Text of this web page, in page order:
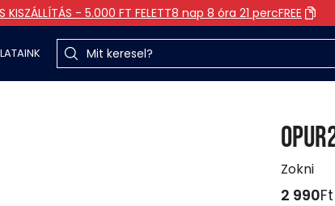
KISZÁLLÍTÁS - 5.000 FT FELETT8 nap 8 óra 21 percFREE
Zokni
2 990Ft